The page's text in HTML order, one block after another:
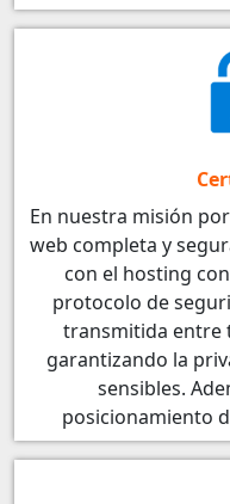
En nuestra misión
web completa y
con el hosting
protocolo de
transmitida entre
garantizando la
sensibles.
posicionamiento